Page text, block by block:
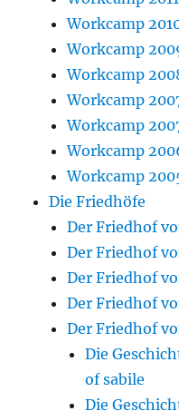
Workcamp
Workcamp
Workcamp
Workcamp
Workcamp
Workcamp
Workcamp
Die Friedhöfe
Der Friedhof
Der Friedhof
Der Friedhof
Der Friedhof
Der Friedhof
Die
of sabile
Die